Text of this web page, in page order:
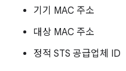
기기 MAC 주소
대상 MAC 주소
정적 STS 공급업체 ID